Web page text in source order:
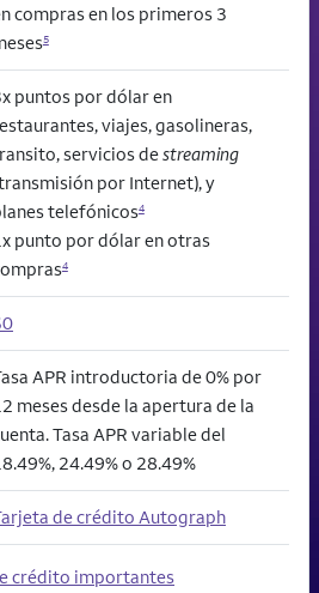
compras en los primeros 3
5
puntos por dólar en
viajes, gasolineras,
servicios destreaming
por Internet), y
telefónicos4
punto por dólar en otras
4
APR introductoria de 0% por
meses desde la apertura de la
Tasa APR variable del
24.49% o 28.49%
de crédito Autograph
crédito importantes